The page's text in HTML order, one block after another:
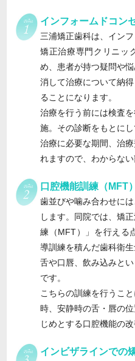
インフォームドコン
三浦矯正歯科は、イン
矯正治療専門クリニッ
め、患者が持つ疑問や
消して治療について納
ることになります。
治療を行う前には検査
施。その診断をもとに
治療に必要な期間、治
れますので、わからな
口腔機能訓練（MFT
歯並びや噛み合わせに
します。同院では、矯
練（MFT）」を行える
導訓練を積んだ歯科衛
舌や口唇、飲み込みと
です。
こちらの訓練を行うこ
時、安静時の舌・唇の
じめとする口腔機能の
インビザラインでの